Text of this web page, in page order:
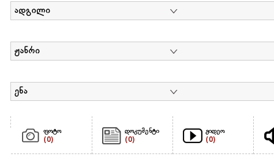
ადგილი
ჟანრი
ენა
ფოტო
(0)
დოკუმენტი
(0)
ვიდეო
(0)